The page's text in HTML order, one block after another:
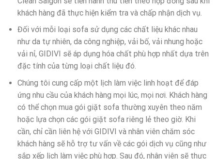
khách hàng đã thực hiện kiểm tra và chấp nhận dịch vụ.
Đối với mỗi loại sofa sử dụng các chất liệu khác nhau
như da tự nhiên, da công nghiệp, vải bố, vải nhung hoặc
vải nỉ, GIDIVI sẽ áp dụng hóa chất phù hợp nhất dựa trên
đặc tính của từng loại chất liệu đó.
Chúng tôi cung cấp một lịch làm việc linh hoạt để đáp
ứng nhu cầu của khách hàng mọi lúc, mọi nơi. Khách hàng
có thể chọn mua gói giặt sofa thường xuyên theo năm
hoặc lựa chọn các gói giặt sofa riêng lẻ theo giờ. Khi
cần, chỉ cần liên hệ với GIDIVI và nhân viên chăm sóc
khách hàng sẽ hỗ trợ tư vấn về các gói dịch vụ cũng như
sắp xếp lịch làm việc phù hợp. Sau đó, nhân viên sẽ thực